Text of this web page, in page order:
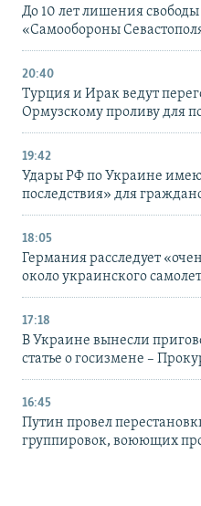
До 10 лет лишения
«Самообороны
20:40
Турция и Ирак ведут
Ормузскому проливу для
19:42
Удары РФ по Украине
последствия» для
18:05
Германия расследует
около украинского
17:18
В Украине вынесли
статье о госизмене –
16:45
Путин провел
группировок, воюющих